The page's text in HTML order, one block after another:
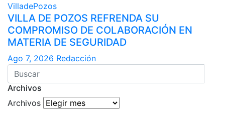
VilladePozos
VILLA DE POZOS REFRENDA SU
COMPROMISO DE COLABORACIÓN EN
MATERIA DE SEGURIDAD
Ago 7, 2026 Redacción
Archivos
Archivos